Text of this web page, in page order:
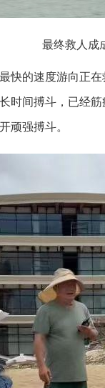
最终救人成
快的速度游向正
时间搏斗，已经
顽强搏斗。